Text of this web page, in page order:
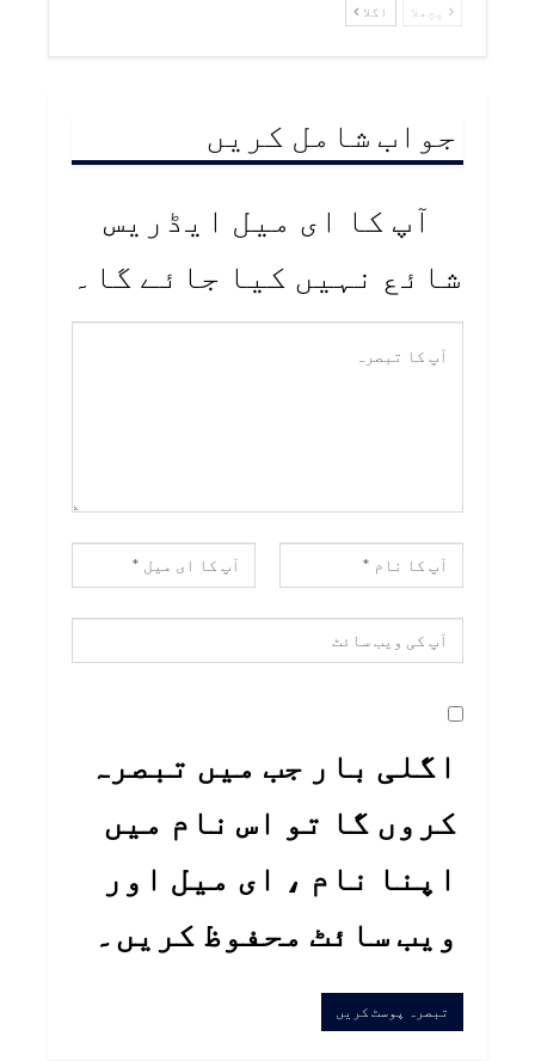
پچھلا اگلا
جواب شامل کریں
آپ کا ای میل ایڈریس
شائع نہیں کیا جائے گا۔
اگلی بار جب میں تبصرہ
کروں گا تو اس نام میں
اپنا نام ، ای میل اور
ویب سائٹ محفوظ کریں۔